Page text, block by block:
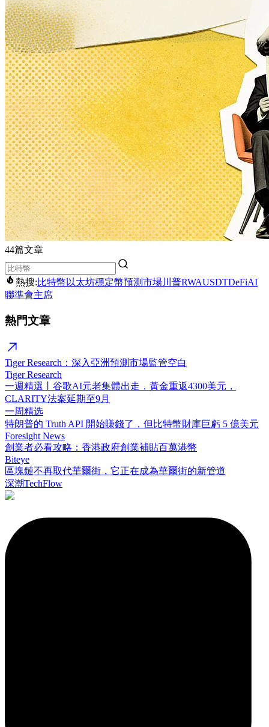
44篇文章
熱搜:比特幣 以太坊穩定幣預測市場川普RWAUSDTDeFiAI
聯準會主席
熱門文章
Tiger Research：深入亞洲預測市場監管空白
Tiger Research
一週精選丨谷歌AI元老集體出走，黃金重返4300美元，
CLARITY法案延期至9月
一周精选
特朗普的 Truth API 開始賺錢了，但比特幣財庫巨虧 5 億美元
Foresight News
創業者必看攻略：香港政府創業補貼百萬港幣
Biteye
區塊鏈不再取代華爾街，它正在成為華爾街的新管道
深潮TechFlow